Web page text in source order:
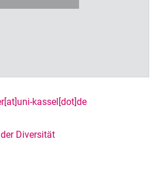
kassel[dot]de
Diversität